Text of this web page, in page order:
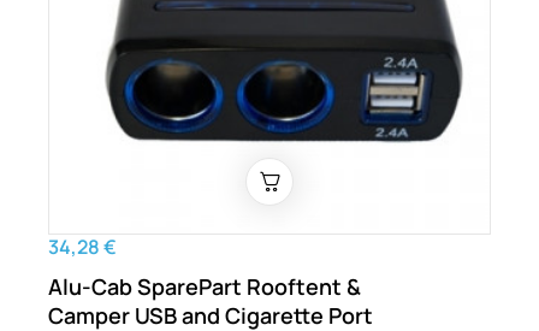
34,28 €
Alu-Cab SparePart Rooftent &
Camper USB and Cigarette Port